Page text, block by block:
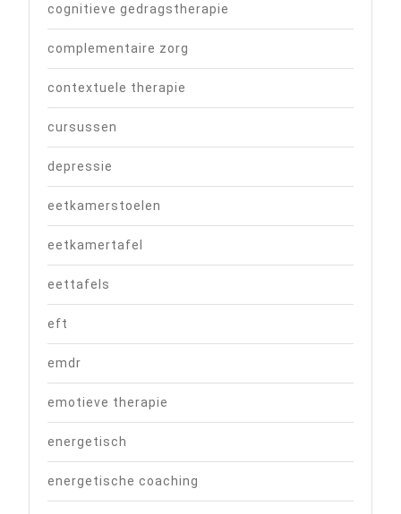
cognitieve gedragstherapie
complementaire zorg
contextuele therapie
cursussen
depressie
eetkamerstoelen
eetkamertafel
eettafels
eft
emdr
emotieve therapie
energetisch
energetische coaching